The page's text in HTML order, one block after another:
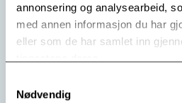
annonsering og analysearbeid,
med annen informasjon du har
eller som de har samlet inn
Nødvendig
Bergesen-bevilgning til